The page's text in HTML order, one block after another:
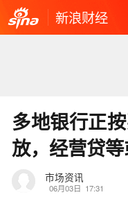
新浪财经
多地银行正
放，经营贷
市场资讯
06月03日 17:31